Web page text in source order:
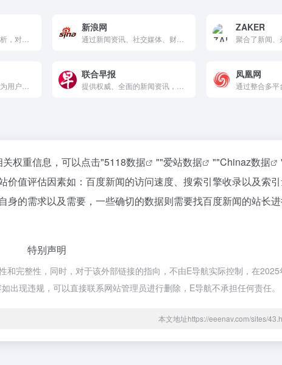
通过专业工具和案例分析，对虚假新闻进行核查，揭示真相，提升公众的信息辨别能力。
新浪网
通过新闻资讯、社交媒体、财经服务、视频内容和个性化推荐，为用户提供全面、多元化的互联网内容和服务。
ZAKER
联合早报 凤凰网
权重信息，可以点击"5118数据 ""爱站数据 ""Chinaz数据
值评估因素如：百度新闻的访问速度、搜索引擎收录以及索
的需求以及需要，一些确切的数据则需要找百度新闻的站长
特别声明
完整性，同时，对于该外部链接的指向，不由E导航实际控制，在
现违规，可以直接联系网站管理员进行删除，E导航不承担任何责任。
本文地址https://eeenav.com/sites/